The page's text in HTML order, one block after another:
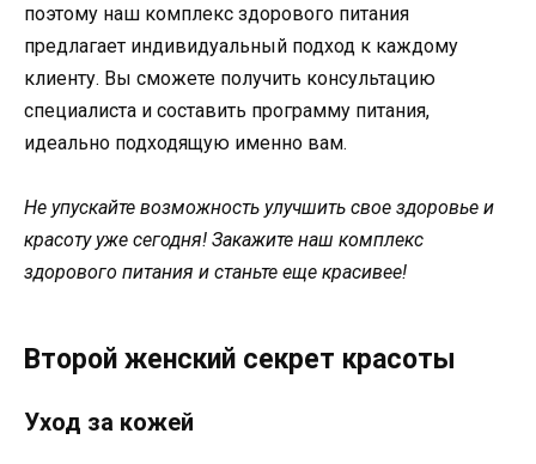
поэтому наш комплекс здорового питания
предлагает индивидуальный подход к каждому
клиенту. Вы сможете получить консультацию
специалиста и составить программу питания,
идеально подходящую именно вам.
Не упускайте возможность улучшить свое здоровье и
красоту уже сегодня! Закажите наш комплекс
здорового питания и станьте еще красивее!
Второй женский секрет красоты
Уход за кожей